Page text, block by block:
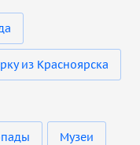
из Красноярска
Музеи